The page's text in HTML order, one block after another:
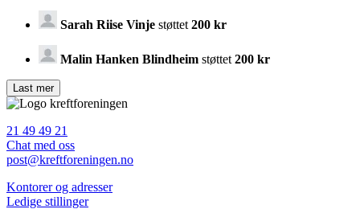
Sarah Riise Vinje støttet 200 kr
Malin Hanken Blindheim støttet 200 kr
21 49 49 21
Chat med oss
post@kreftforeningen.no
Kontorer og adresser
Ledige stillinger